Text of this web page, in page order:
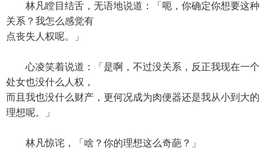
林凡瞠目结舌，无语地说道：「呃，你确定你想要这种
关系？我怎么感觉有
点丧失人权呢。」
心凌笑着说道：「是啊，不过没关系，反正我现在一个
处女也没什么人权，
而且我也没什么财产，更何况成为肉便器还是我从小到大的
理想呢。」
林凡惊诧，「啥？你的理想这么奇葩？」